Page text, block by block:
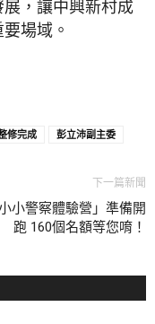
，讓中興新村成
場域。
修完成 彭立沛副主委
下一篇新聞
小警察體驗營」準備開
跑 160個名額等您唷！